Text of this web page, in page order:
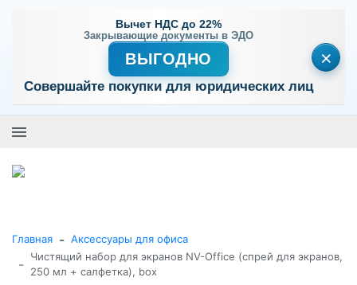
Вычет НДС до 22%
Закрывающие документы в ЭДО
ВЫГОДНО
Совершайте покупки для юридических лиц
×
Главная - Аксессуары для офиса
-
Чистящий набор для экранов NV-Office (спрей для экранов,
250 мл + салфетка), box